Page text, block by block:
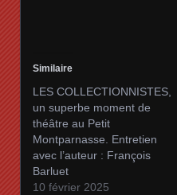
Similaire
LES COLLECTIONNISTES,
un superbe moment de
théâtre au Petit
Montparnasse. Entretien
avec l’auteur : François
Barluet
10 février 2025